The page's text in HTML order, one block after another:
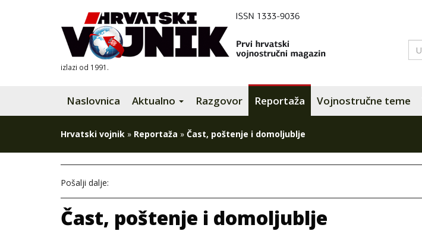
izlazi od 1991.
Naslovnica Aktualno Razgovor Reportaža Vojnostručne teme
Hrvatski vojnik » Reportaža » Čast, poštenje i domoljublje
Pošalji dalje:
Čast, poštenje i domoljublje